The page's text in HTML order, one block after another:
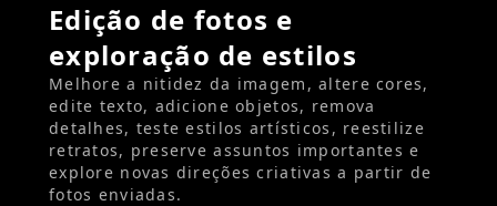
Edição de fotos e
exploração de estilos
Melhore a nitidez da imagem, altere cores,
edite texto, adicione objetos, remova
detalhes, teste estilos artísticos, reestilize
retratos, preserve assuntos importantes e
explore novas direções criativas a partir de
fotos enviadas.